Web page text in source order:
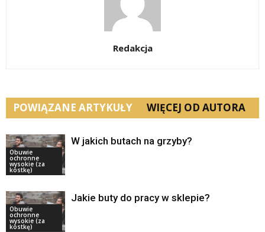
Redakcja
POWIĄZANE ARTYKUŁY WIĘCEJ OD AUTORA
Obuwie
ochronne
wysokie (za
kostkę)
W jakich butach na grzyby?
Obuwie
ochronne
wysokie (za
kostkę)
Jakie buty do pracy w sklepie?